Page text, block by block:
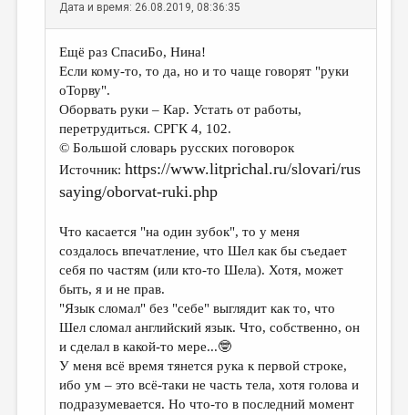
Дата и время: 26.08.2019, 08:36:35
Ещё раз СпасиБо, Нина!
Если кому-то, то да, но и то чаще говорят "руки
оТорву".
Оборвать руки – Кар. Устать от работы,
перетрудиться. СРГК 4, 102.
© Большой словарь русских поговорок
Источник: https://www.litprichal.ru/slovari/rus
saying/oborvat-ruki.php
Что касается "на один зубок", то у меня
создалось впечатление, что Шел как бы съедает
себя по частям (или кто-то Шела). Хотя, может
быть, я и не прав.
"Язык сломал" без "себе" выглядит как то, что
Шел сломал английский язык. Что, собственно, он
и сделал в какой-то мере...🤓
У меня всё время тянется рука к первой строке,
ибо ум – это всё-таки не часть тела, хотя голова и
подразумевается. Но что-то в последний момент